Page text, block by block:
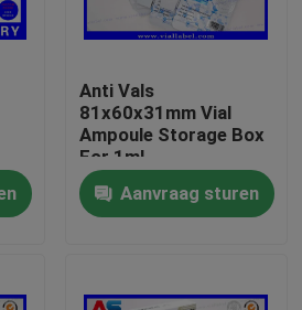
Anti Vals
81x60x31mm Vial
Ampoule Storage Box
For 1ml
Testosteronpropionaat
Aanvraag sturen